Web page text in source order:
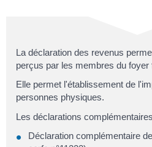
La déclaration des revenus
perçus par les membres du foyer
Elle permet l'établissement de
personnes physiques.
Les déclarations
Déclaration complémentaire